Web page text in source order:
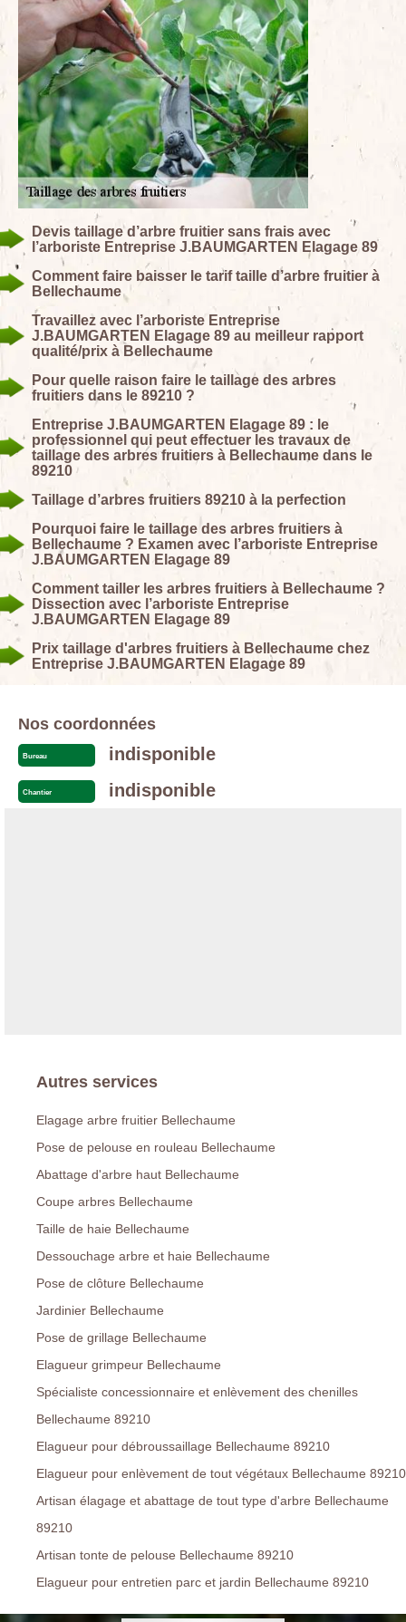
Devis taillage d’arbre fruitier sans frais avec
l’arboriste Entreprise J.BAUMGARTEN Elagage 89
Comment faire baisser le tarif taille d’arbre fruitier à
Bellechaume
Travaillez avec l’arboriste Entreprise
J.BAUMGARTEN Elagage 89 au meilleur rapport
qualité/prix à Bellechaume
Pour quelle raison faire le taillage des arbres
fruitiers dans le 89210 ?
Entreprise J.BAUMGARTEN Elagage 89 : le
professionnel qui peut effectuer les travaux de
taillage des arbres fruitiers à Bellechaume dans le
89210
Taillage d’arbres fruitiers 89210 à la perfection
Pourquoi faire le taillage des arbres fruitiers à
Bellechaume ? Examen avec l’arboriste Entreprise
J.BAUMGARTEN Elagage 89
Comment tailler les arbres fruitiers à Bellechaume ?
Dissection avec l’arboriste Entreprise
J.BAUMGARTEN Elagage 89
Prix taillage d'arbres fruitiers à Bellechaume chez
Entreprise J.BAUMGARTEN Elagage 89
Nos coordonnées
Bureau indisponible
Chantier indisponible
Autres services
Elagage arbre fruitier Bellechaume
Pose de pelouse en rouleau Bellechaume
Abattage d'arbre haut Bellechaume
Coupe arbres Bellechaume
Taille de haie Bellechaume
Dessouchage arbre et haie Bellechaume
Pose de clôture Bellechaume
Jardinier Bellechaume
Pose de grillage Bellechaume
Elagueur grimpeur Bellechaume
Spécialiste concessionnaire et enlèvement des chenilles
Bellechaume 89210
Elagueur pour débroussaillage Bellechaume 89210
Elagueur pour enlèvement de tout végétaux Bellechaume 89210
Artisan élagage et abattage de tout type d'arbre Bellechaume
89210
Artisan tonte de pelouse Bellechaume 89210
Elagueur pour entretien parc et jardin Bellechaume 89210